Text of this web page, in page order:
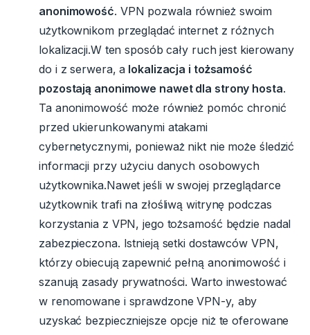
anonimowość. VPN pozwala również swoim
użytkownikom przeglądać internet z różnych
lokalizacji.W ten sposób cały ruch jest kierowany
do i z serwera, a lokalizacja i tożsamość
pozostają anonimowe nawet dla strony hosta.
Ta anonimowość może również pomóc chronić
przed ukierunkowanymi atakami
cybernetycznymi, ponieważ nikt nie może śledzić
informacji przy użyciu danych osobowych
użytkownika.Nawet jeśli w swojej przeglądarce
użytkownik trafi na złośliwą witrynę podczas
korzystania z VPN, jego tożsamość będzie nadal
zabezpieczona. Istnieją setki dostawców VPN,
którzy obiecują zapewnić pełną anonimowość i
szanują zasady prywatności. Warto inwestować
w renomowane i sprawdzone VPN-y, aby
uzyskać bezpieczniejsze opcje niż te oferowane